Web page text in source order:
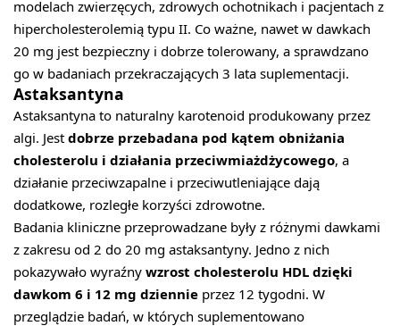
modelach zwierzęcych, zdrowych ochotnikach i pacjentach z
hipercholesterolemią typu II. Co ważne, nawet w dawkach
20 mg jest bezpieczny i dobrze tolerowany, a sprawdzano
go w badaniach przekraczających 3 lata suplementacji.
Astaksantyna
Astaksantyna to naturalny karotenoid produkowany przez
algi. Jest dobrze przebadana pod kątem obniżania
cholesterolu i działania przeciwmiażdżycowego, a
działanie przeciwzapalne i przeciwutleniające dają
dodatkowe, rozległe korzyści zdrowotne.
Badania kliniczne przeprowadzane były z różnymi dawkami
z zakresu od 2 do 20 mg astaksantyny. Jedno z nich
pokazywało wyraźny wzrost cholesterolu HDL dzięki
dawkom 6 i 12 mg dziennie przez 12 tygodni. W
przeglądzie badań, w których suplementowano